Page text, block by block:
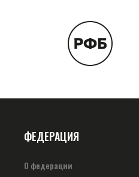
ФЕДЕРАЦИЯ
О федерации